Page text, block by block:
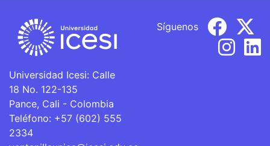
Universidad Icesi: Calle
18 No. 122-135
Pance, Cali - Colombia
Teléfono: +57 (602) 555
2334
Síguenos